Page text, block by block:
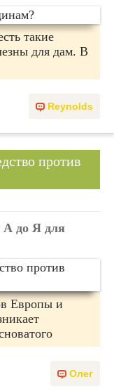
такие
для дам. В
Reynolds
против
А до Я для
Европы и
Олег